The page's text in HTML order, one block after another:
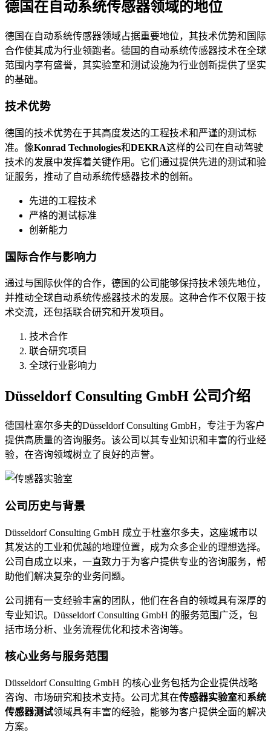
德国在自动系统传感器领域的地位
德国在自动系统传感器领域占据重要地位，其技术优势和国际
合作使其成为行业领跑者。德国的自动系统传感器技术在全球
范围内享有盛誉，其实验室和测试设施为行业创新提供了坚实
的基础。
技术优势
德国的技术优势在于其高度发达的工程技术和严谨的测试标
准。像Konrad Technologies和DEKRA这样的公司在自动驾驶
技术的发展中发挥着关键作用。它们通过提供先进的测试和验
证服务，推动了自动系统传感器技术的创新。
先进的工程技术
严格的测试标准
创新能力
国际合作与影响力
通过与国际伙伴的合作，德国的公司能够保持技术领先地位，
并推动全球自动系统传感器技术的发展。这种合作不仅限于技
术交流，还包括联合研究和开发项目。
技术合作
联合研究项目
全球行业影响力
Düsseldorf Consulting GmbH 公司介绍
德国杜塞尔多夫的Düsseldorf Consulting GmbH，专注于为客户
提供高质量的咨询服务。该公司以其专业知识和丰富的行业经
验，在咨询领域树立了良好的声誉。
公司历史与背景
Düsseldorf Consulting GmbH 成立于杜塞尔多夫，这座城市以
其发达的工业和优越的地理位置，成为众多企业的理想选择。
公司自成立以来，一直致力于为客户提供专业的咨询服务，帮
助他们解决复杂的业务问题。
公司拥有一支经验丰富的团队，他们在各自的领域具有深厚的
专业知识。Düsseldorf Consulting GmbH 的服务范围广泛，包
括市场分析、业务流程优化和技术咨询等。
核心业务与服务范围
Düsseldorf Consulting GmbH 的核心业务包括为企业提供战略
咨询、市场研究和技术支持。公司尤其在传感器实验室和系统
传感器测试领域具有丰富的经验，能够为客户提供全面的解决
方案。